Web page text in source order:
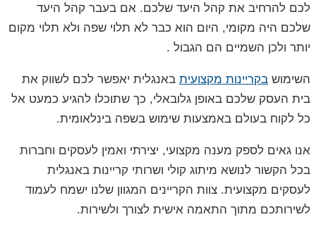
לכם להרחיב את קהל היעד שלכם. אם בעבר קהל היעד
שלכם היה מקומי, היום הוא כבר לא תלוי שפה ולא תלוי מקום
יותר ולכן השמיים הם הגבול .
השימוש בקריינות מקצועית באנגלית יאפשר לכם לשווק את
בית העסק שלכם באופן גלובאלי, כך שתוכלו להגיע כמעט אל
כל לקוח בעולם באמצעות שימוש בשפה בינלאומית.
אנו גאים לספק מענה מקצועי, יצירתי ואמין לעסקים וחברות
בכל הקשור לנושא מיתוג קולי ושרותי קריינות באנגלית
לעסקים מקצועית. צוות הקריינים המגוון שלנו ישמח לעמוד
לשירותכם מתוך התאמה אישית לצורך ולשירות.